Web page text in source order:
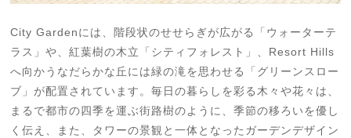
City Gardenには、階段状のせせらぎが広がる「ウォーターテ
ラス」や、紅葉樹の木立「シティフォレスト」、Resort Hills
へ向かうなだらかな丘には緑の滝を思わせる「グリーンスロー
ブ」が配置されています。毎日の暮らしを彩る木々や花々は、
まるで都市の四季を運ぶ街路樹のように、季節の移ろいを優し
く伝え、また、タワーの景観と一体となったガーデンデザイン